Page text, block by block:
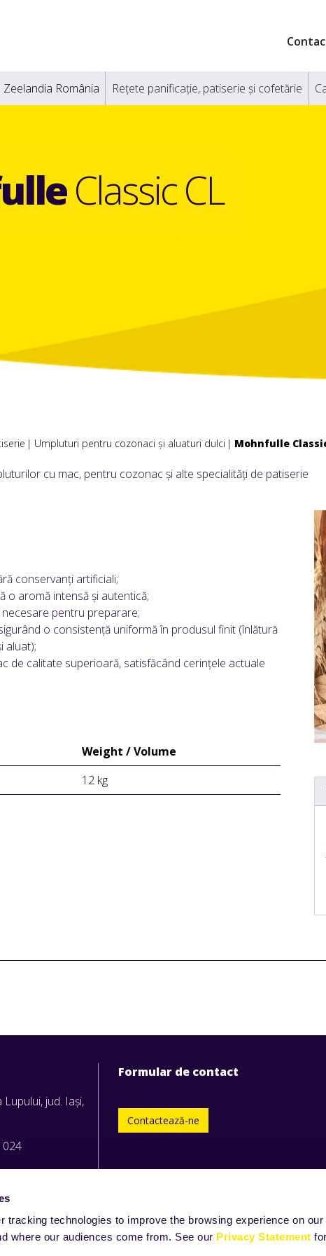
tracking technologies to improve the browsing experience on
where our audiences come from. See our Privacy Statement
România Rețete panificație, patiserie și cofetărie
Classic CL
Umpluturi pentru cozonaci și aluaturi dulci Mohnfulle
cu mac, pentru cozonac și alte specialități de patiserie
conservanți artificiali;
o aromă intensă și autentică;
pentru preparare;
o consistență uniformă în produsul finit (înlătură
aluat);
de calitate superioară, satisfăcând cerințele actuale
Weight / Volume
12 kg
jud. Iași,
Formular de contact
Contactează-ne